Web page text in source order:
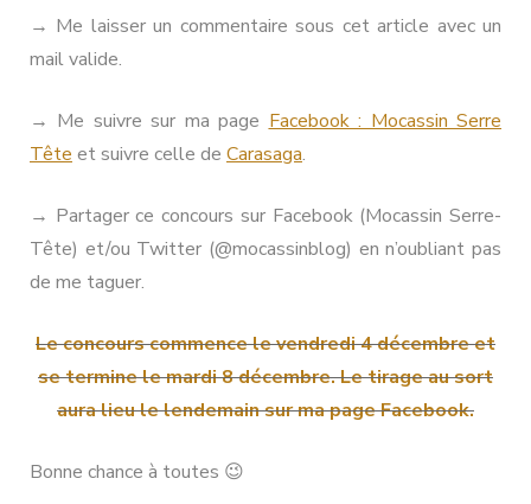
→ Me laisser un commentaire sous cet article avec un
mail valide.
→ Me suivre sur ma page Facebook : Mocassin Serre
Tête et suivre celle de Carasaga.
→ Partager ce concours sur Facebook (Mocassin Serre-
Tête) et/ou Twitter (@mocassinblog) en n’oubliant pas
de me taguer.
Le concours commence le vendredi 4 décembre et
se termine le mardi 8 décembre. Le tirage au sort
aura lieu le lendemain sur ma page Facebook.
Bonne chance à toutes 😉